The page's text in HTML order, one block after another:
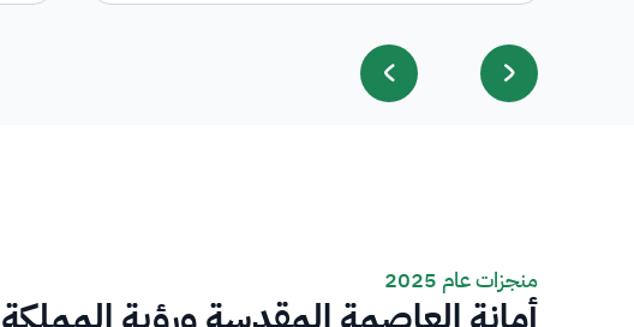
منجزات عام 2025